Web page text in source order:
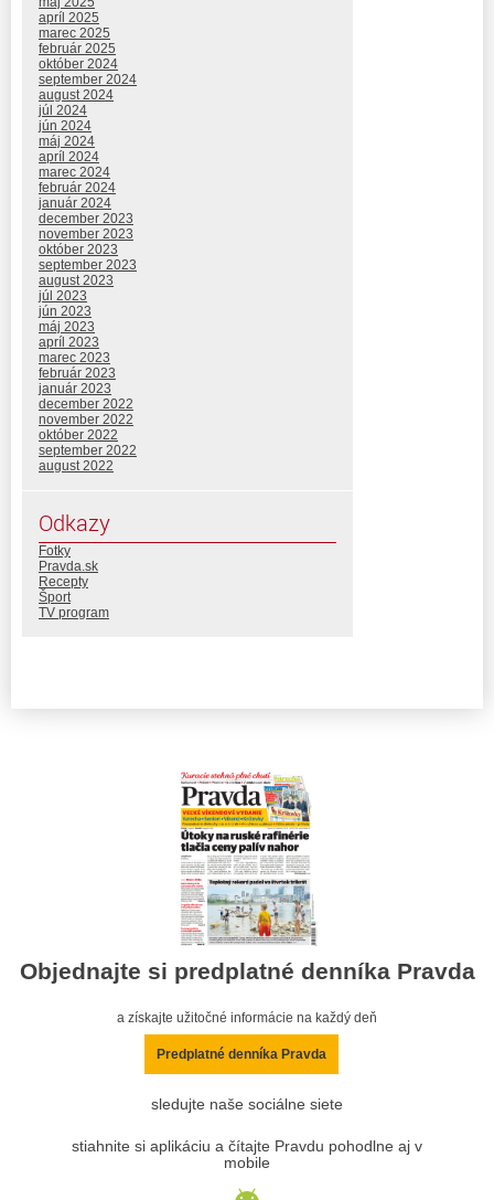
apríl 2025
marec 2025
február 2025
október 2024
september 2024
august 2024
júl 2024
jún 2024
máj 2024
apríl 2024
marec 2024
február 2024
január 2024
december 2023
november 2023
október 2023
september 2023
august 2023
júl 2023
jún 2023
máj 2023
apríl 2023
marec 2023
február 2023
január 2023
december 2022
november 2022
október 2022
september 2022
august 2022
Odkazy
Fotky
Pravda.sk
Recepty
Šport
TV program
Objednajte si predplatné denníka Pravda
a získajte užitočné informácie na každý deň
Predplatné denníka Pravda
sledujte naše sociálne siete
stiahnite si aplikáciu a čítajte Pravdu pohodlne aj v
mobile